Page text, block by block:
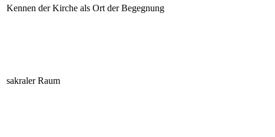
Kennen der Kirche als Ort der Begegnung
sakraler Raum